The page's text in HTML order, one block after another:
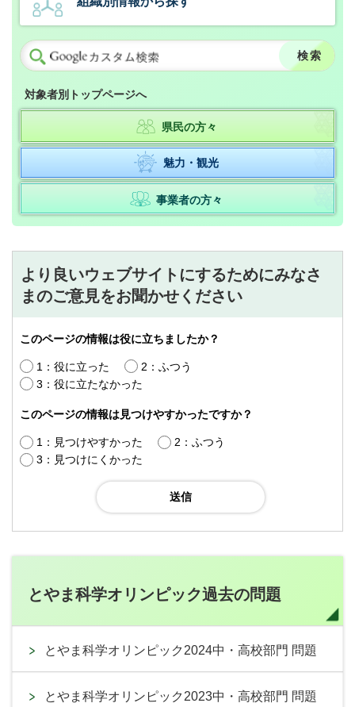
対象者別トップページへ
県民の方々
魅力・観光
事業者の方々
より良いウェブサイトにするためにみなさ
まのご意見をお聞かせください
このページの情報は役に立ちましたか？
1：役に立った
2：ふつう
3：役に立たなかった
このページの情報は見つけやすかったですか？
1：見つけやすかった
2：ふつう
3：見つけにくかった
とやま科学オリンピック過去の問題
とやま科学オリンピック2024中・高校部門 問題
とやま科学オリンピック2023中・高校部門 問題